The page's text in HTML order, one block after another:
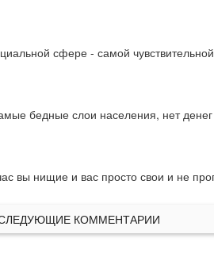
сфере - самой
бедные слои населения, нет
вы нищие и вас просто свои и не
КОММЕНТАРИИ